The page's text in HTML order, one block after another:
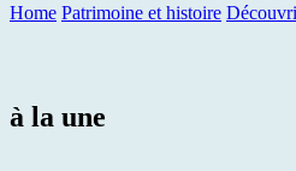
Home Patrimoine et histoire
à la une